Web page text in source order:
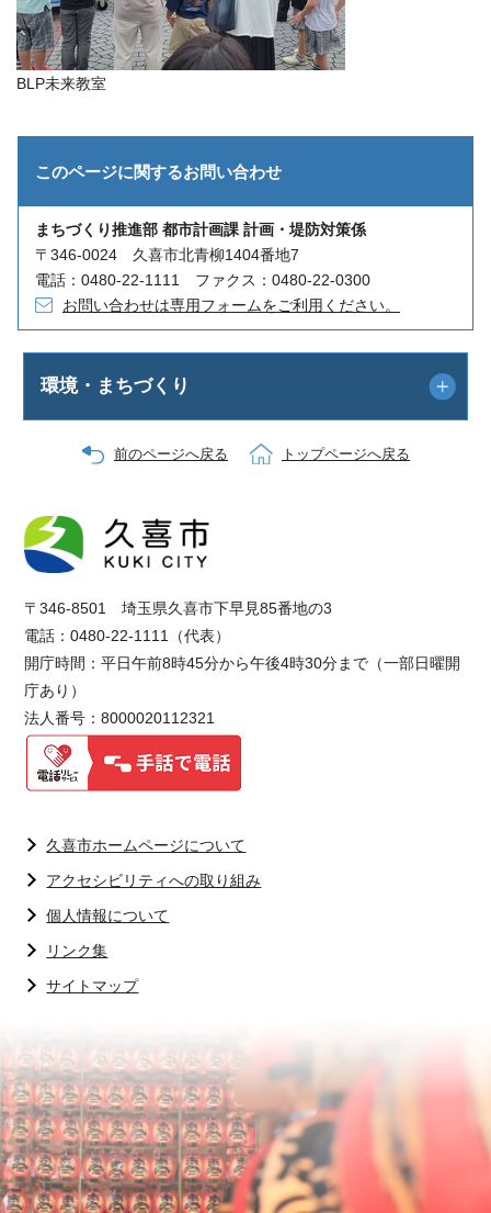
BLP未来教室
このページに関するお問い合わせ
まちづくり推進部 都市計画課 計画・堤防対策係
〒346-0024 久喜市北青柳1404番地7
電話：0480-22-1111 ファクス：0480-22-0300
お問い合わせは専用フォームをご利用ください。
環境・まちづくり
前のページへ戻る トップページへ戻る
〒346-8501 埼玉県久喜市下早見85番地の3
電話：0480-22-1111（代表）
開庁時間：平日午前8時45分から午後4時30分まで（一部日曜開
庁あり）
法人番号：8000020112321
久喜市ホームページについて
アクセシビリティへの取り組み
個人情報について
リンク集
サイトマップ